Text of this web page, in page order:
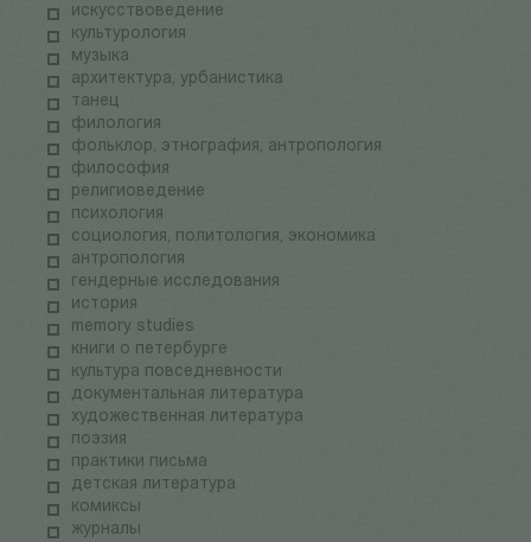
искусствоведение
культурология
музыка
архитектура, урбанистика
танец
филология
фольклор, этнография, антропология
философия
религиоведение
психология
социология, политология, экономика
антропология
гендерные исследования
история
memory studies
книги о петербурге
культура повседневности
документальная литература
художественная литература
поэзия
практики письма
детская литература
комиксы
журналы